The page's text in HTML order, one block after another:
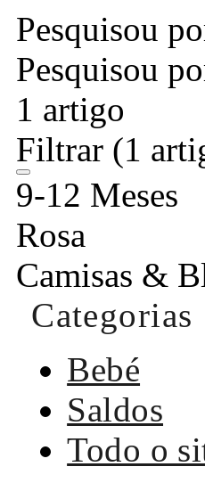
Pesquisou
Pesquisou
1 artigo
Filtrar (1
9-12 Meses
Rosa
Camisas &
Categorias
Bebé
Saldos
Todo o